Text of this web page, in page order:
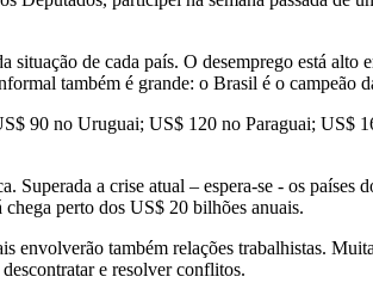
situação de cada país. O desemprego está
também é grande: o Brasil é o campeão
90 no Uruguai; US$ 120 no Paraguai; US$
Superada a crise atual – espera-se - os
perto dos US$ 20 bilhões anuais.
envolverão também relações trabalhistas.
e resolver conflitos.